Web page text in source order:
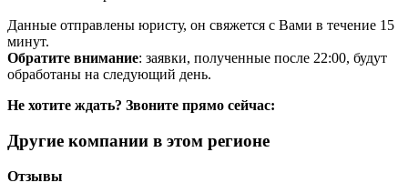
Данные отправлены юристу, он свяжется с Вами в течение 15
минут.
Обратите внимание: заявки, полученные после 22:00, будут
обработаны на следующий день.
Не хотите ждать? Звоните прямо сейчас:
Другие компании в этом регионе
Отзывы